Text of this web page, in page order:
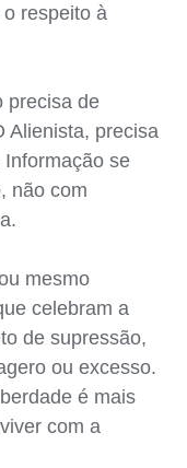
respeito à
precisa de
Alienista, precisa
se
não com
mesmo
celebram a
de supressão,
ou excesso.
é mais
com a